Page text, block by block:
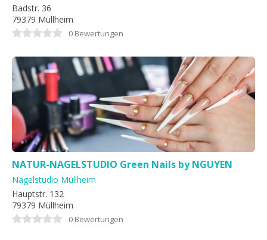
Badstr. 36
79379 Müllheim
0 Bewertungen
NATUR-NAGELSTUDIO Green Nails by NGUYEN
Nagelstudio Müllheim
Hauptstr. 132
79379 Müllheim
0 Bewertungen